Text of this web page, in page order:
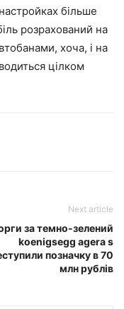
більше
розрахований на
хоча, і на
цілком
Next article
за темно-зелений
koenigsegg agera s
позначку в 70
млн рублів